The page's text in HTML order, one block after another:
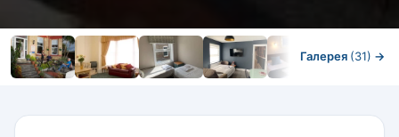
Галерея (31) →